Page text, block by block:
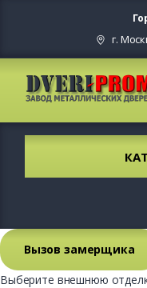
г.
Вызов замерщика
Выберите внешнюю